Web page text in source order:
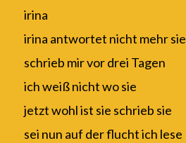
irina
irina antwortet nicht mehr sie
schrieb mir vor drei Tagen
ich weiß nicht wo sie
jetzt wohl ist sie schrieb sie
sei nun auf der flucht ich lese